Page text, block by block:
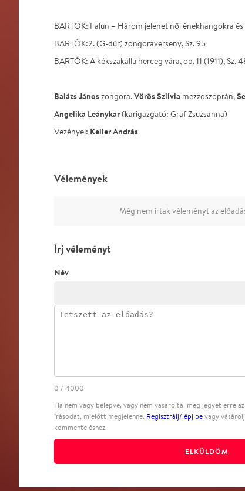
BARTÓK: Falun – Három jelenet női énekhangokra
BARTÓK:2. (G-dúr) zongoraverseny, Sz. 95
BARTÓK: A kékszakállú herceg vára, op. 11 (1911), Sz.
Balázs Jánoszongora,Vörös Szilvia mezzoszoprán,
Angelika Leánykar(karigazgató: Gráf Zsuzsanna)
Vezényel: Keller András
Vélemények
Még nem írtak véleményt az
Írj véleményt
Név
0 / 4000
Ha nem vagy belépve, vagy nem vásároltál még jegyet erre
írásodat, mielőtt megjelenne. Regisztrálj/lépj be vagy
kommenteléshez.
ELKÜLDÖM